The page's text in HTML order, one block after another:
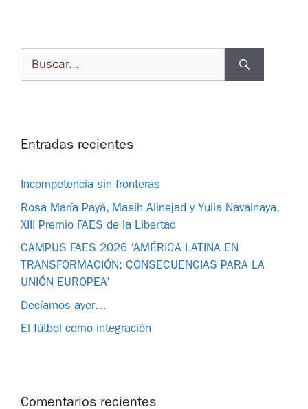
Entradas recientes
Incompetencia sin fronteras
Rosa María Payá, Masih Alinejad y Yulia Navalnaya,
XIII Premio FAES de la Libertad
CAMPUS FAES 2026 ‘AMÉRICA LATINA EN
TRANSFORMACIÓN: CONSECUENCIAS PARA LA
UNIÓN EUROPEA’
Decíamos ayer…
El fútbol como integración
Comentarios recientes